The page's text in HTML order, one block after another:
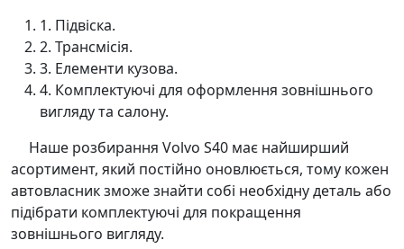
1. Підвіска.
2. Трансмісія.
3. Елементи кузова.
4. Комплектуючі для оформлення зовнішнього
вигляду та салону.
Наше розбирання Volvo S40 має найширший
асортимент, який постійно оновлюється, тому кожен
автовласник зможе знайти собі необхідну деталь або
підібрати комплектуючі для покращення
зовнішнього вигляду.